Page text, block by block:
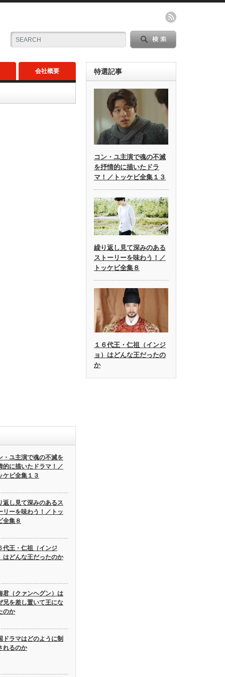
会社概要
・ユ主演で魂の不滅を
的に描いたドラマ！／
ケビ全集１３
返し見て深みのあるス
リーを味わう！／トッ
全集８
代王・仁祖（インジ
はどんな王だったのか
君（クァンヘグン）は
兄を差し置いて王にな
のか
ドラマはどのように制
れるのか
特選記事
コン・ユ主演で魂の不滅
を抒情的に描いたドラ
マ！／トッケビ全集１３
繰り返し見て深みのある
ストーリーを味わう！／
トッケビ全集８
１６代王・仁祖（インジ
ョ）はどんな王だったの
か